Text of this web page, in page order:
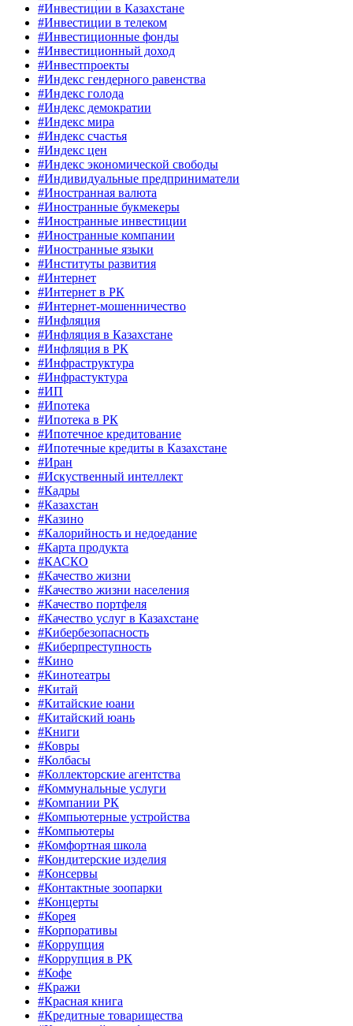
#Инвестиции в Казахстане
#Инвестиции в телеком
#Инвестиционные фонды
#Инвестиционный доход
#Инвестпроекты
#Индекс гендерного равенства
#Индекс голода
#Индекс демократии
#Индекс мира
#Индекс счастья
#Индекс цен
#Индекс экономической свободы
#Индивидуальные предприниматели
#Иностранная валюта
#Иностранные букмекеры
#Иностранные инвестиции
#Иностранные компании
#Иностранные языки
#Институты развития
#Интернет
#Интернет в РК
#Интернет-мошенничество
#Инфляция
#Инфляция в Казахстане
#Инфляция в РК
#Инфраструктура
#Инфрастуктура
#ИП
#Ипотека
#Ипотека в РК
#Ипотечное кредитование
#Ипотечные кредиты в Казахстане
#Иран
#Искуственный интеллект
#Кадры
#Казахстан
#Казино
#Калорийность и недоедание
#Карта продукта
#КАСКО
#Качество жизни
#Качество жизни населения
#Качество портфеля
#Качество услуг в Казахстане
#Кибербезопасность
#Киберпреступность
#Кино
#Кинотеатры
#Китай
#Китайские юани
#Китайский юань
#Книги
#Ковры
#Колбасы
#Коллекторские агентства
#Коммунальные услуги
#Компании РК
#Компьютерные устройства
#Компьютеры
#Комфортная школа
#Кондитерские изделия
#Консервы
#Контактные зоопарки
#Концерты
#Корея
#Корпоративы
#Коррупция
#Коррупция в РК
#Кофе
#Кражи
#Красная книга
#Кредитные товарищества